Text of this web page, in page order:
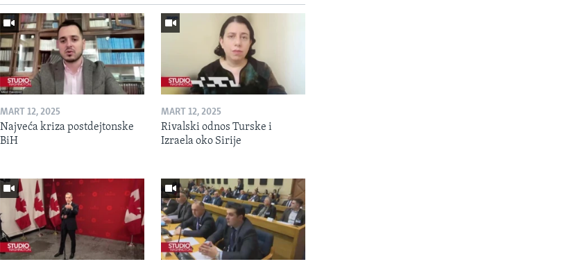
MART 12, 2025
Najveća kriza postdejtonske
BiH
MART 12, 2025
Rivalski odnos Turske i
Izraela oko Sirije